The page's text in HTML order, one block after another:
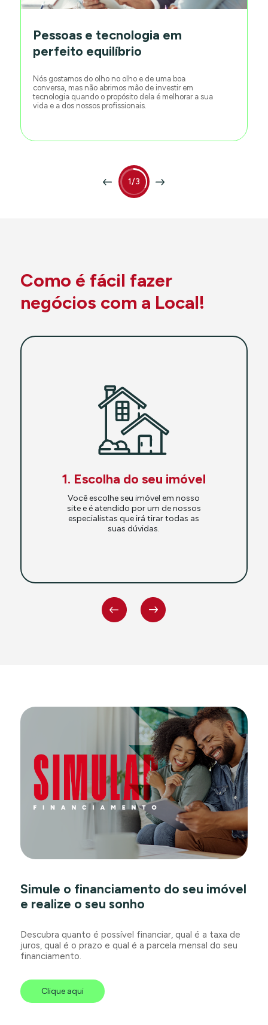
Pessoas e tecnologia em
perfeito equilíbrio
Nós gostamos do olho no olho e de uma boa
conversa, mas não abrimos mão de investir em
tecnologia quando o propósito dela é melhorar a sua
vida e a dos nossos profissionais.
1/3
Como é fácil fazer
negócios com a Local!
1. Escolha do seu imóvel
Você escolhe seu imóvel em nosso
site e é atendido por um de nossos
especialistas que irá tirar todas as
suas dúvidas.
Simule o financiamento do seu imóvel
e realize o seu sonho
Descubra quanto é possível financiar, qual é a taxa de
juros, qual é o prazo e qual é a parcela mensal do seu
financiamento.
Clique aqui